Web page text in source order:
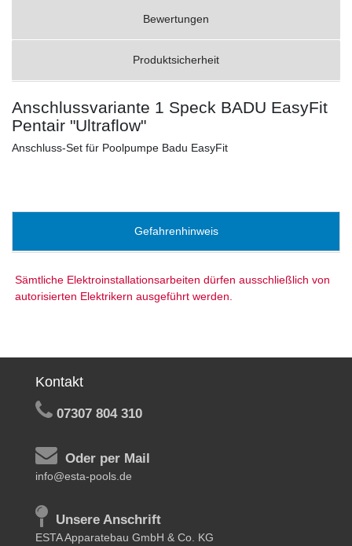
Bewertungen
Produktsicherheit
Anschlussvariante 1 Speck BADU EasyFit
Pentair "Ultraflow"
Anschluss-Set für Poolpumpe Badu EasyFit
Gefahrenhinweis
Sämtliche Elektroinstallationsarbeiten dürfen ausschließlich von
autorisierten Elektrikern ausgeführt werden.
Kontakt
07307 804 310
Oder per Mail
info@esta-pools.de
Unsere Anschrift
ESTA Apparatebau GmbH & Co. KG